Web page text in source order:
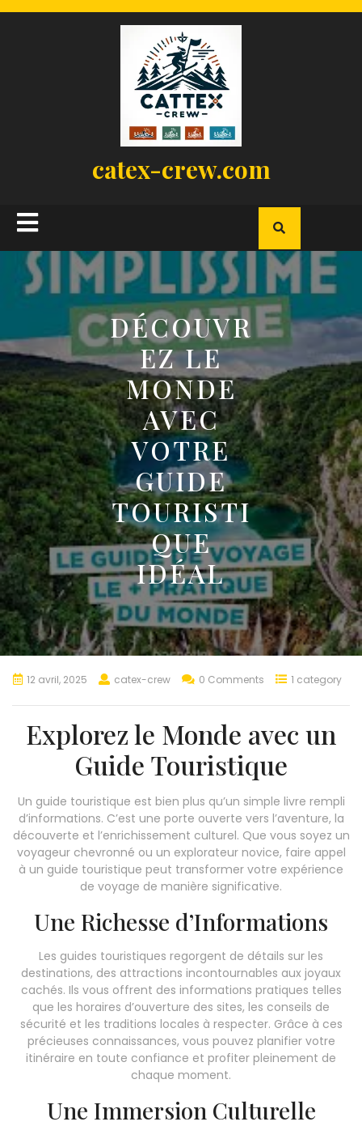
catex-crew.com
Open
Button
DÉCOUVR
EZ LE
MONDE
AVEC
VOTRE
GUIDE
TOURISTI
QUE
IDÉAL
12 avril, 2025 catex-crew 0 Comments 1 category
Explorez le Monde avec un
Guide Touristique
Un guide touristique est bien plus qu’un simple livre rempli
d’informations. C’est une porte ouverte vers l’aventure, la
découverte et l’enrichissement culturel. Que vous soyez un
voyageur chevronné ou un explorateur novice, faire appel
à un guide touristique peut transformer votre expérience
de voyage de manière significative.
Une Richesse d’Informations
Les guides touristiques regorgent de détails sur les
destinations, des attractions incontournables aux joyaux
cachés. Ils vous offrent des informations pratiques telles
que les horaires d’ouverture des sites, les conseils de
sécurité et les traditions locales à respecter. Grâce à ces
précieuses connaissances, vous pouvez planifier votre
itinéraire en toute confiance et profiter pleinement de
chaque moment.
Une Immersion Culturelle